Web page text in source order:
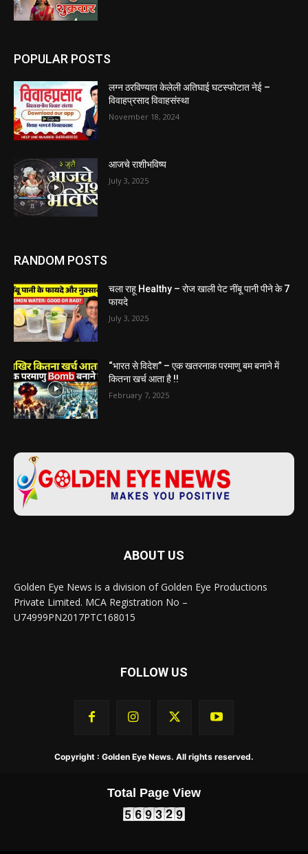
POPULAR POSTS
लग्न ठरविण्यात केलेली अतिघाई घटस्फोटात नेई –
विवाहप्रसाद विवाहसंस्था
November 18, 2024
आजचे राशीभविष्य
July 3, 2025
RANDOM POSTS
चला राहू Healthy – रोज खाली पेट नींबू पानी पीने के 7
फायदे
July 3, 2025
“भारत से विदेश” – एक खतरनाक परमाणु बम बनाने में
कितना खर्च आता है !!
February 7, 2025
ABOUT US
Golden Eye News is a division of Golden Eye Productions
Private Limited. MCA Registration No –
U74999PN2017PTC168015
FOLLOW US
Copyright : Golden Eye News. All rights reserved.
Total Page View